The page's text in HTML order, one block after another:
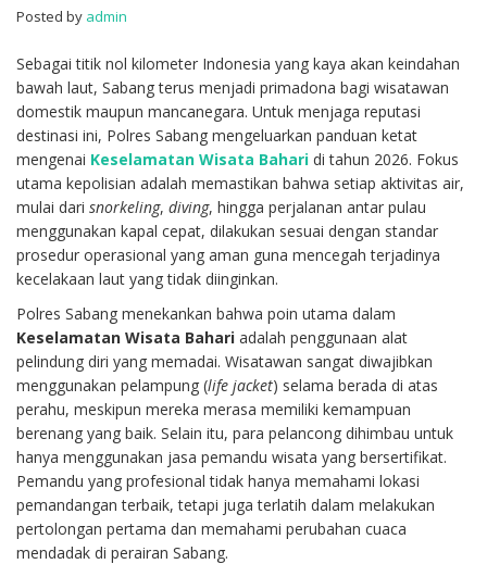
Posted by admin
Sebagai titik nol kilometer Indonesia yang kaya akan keindahan
bawah laut, Sabang terus menjadi primadona bagi wisatawan
domestik maupun mancanegara. Untuk menjaga reputasi
destinasi ini, Polres Sabang mengeluarkan panduan ketat
mengenai Keselamatan Wisata Bahari di tahun 2026. Fokus
utama kepolisian adalah memastikan bahwa setiap aktivitas air,
mulai dari snorkeling, diving, hingga perjalanan antar pulau
menggunakan kapal cepat, dilakukan sesuai dengan standar
prosedur operasional yang aman guna mencegah terjadinya
kecelakaan laut yang tidak diinginkan.
Polres Sabang menekankan bahwa poin utama dalam
Keselamatan Wisata Bahari adalah penggunaan alat
pelindung diri yang memadai. Wisatawan sangat diwajibkan
menggunakan pelampung (life jacket) selama berada di atas
perahu, meskipun mereka merasa memiliki kemampuan
berenang yang baik. Selain itu, para pelancong dihimbau untuk
hanya menggunakan jasa pemandu wisata yang bersertifikat.
Pemandu yang profesional tidak hanya memahami lokasi
pemandangan terbaik, tetapi juga terlatih dalam melakukan
pertolongan pertama dan memahami perubahan cuaca
mendadak di perairan Sabang.